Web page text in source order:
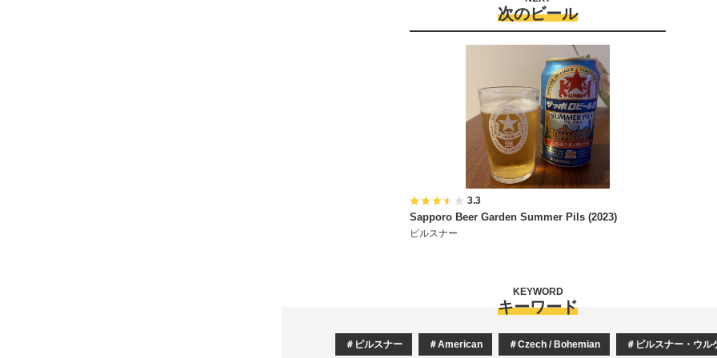
次のビール
3.3
Sapporo Beer Garden Summer Pils (2023)
ピルスナー
キーワード
KEYWORD
ピルスナー American Czech / Bohemian ピルスナー・ウル